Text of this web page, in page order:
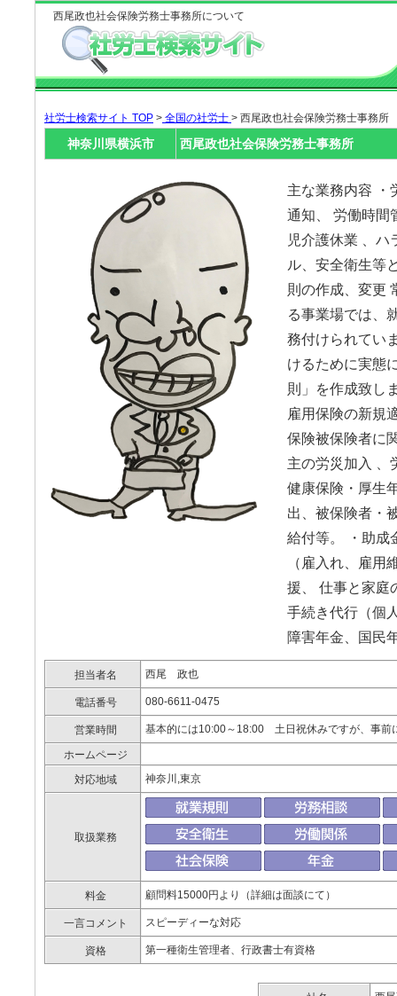
西尾政也社会保険労務士事務所について
社労士検索サイト TOP > 全国の社労士 > 西尾政也社会保険労務士事務所
神奈川県横浜市 西尾政也社会保険労務士事務所
主な業務内容 ・
通知、 労働時間
児介護休業 、ハ
ル、安全衛生等
則の作成、変更
る事業場では、
務付けられてい
けるために実態
則」を作成致し
雇用保険の新規
保険被保険者に
主の労災加入 、
健康保険・厚生
出、被保険者・
給付等。 ・助成
（雇入れ、雇用
援、 仕事と家庭
手続き代行（個
障害年金、国民
担当者名 西尾 政也
電話番号 080-6611-0475
営業時間 基本的には10:00～18:00 土日祝休みですが、事前
ホームページ
対応地域
神奈川,東京
取扱業務
料金 顧問料15000円より（詳細は面談にて）
一言コメント スピーディーな対応
資格 第一種衛生管理者、行政書士有資格